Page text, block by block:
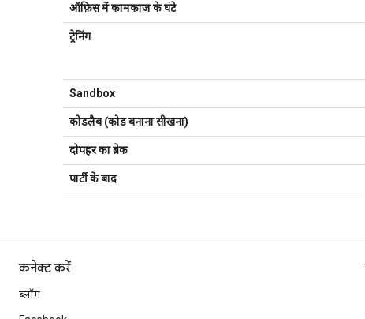
ऑफ़िस में कामकाज के घंटे
ट्रेनिंग
Sandbox
कोडलैब (कोड बनाना सीखना)
दोपहर का ब्रेक
पार्टी के बाद
कनेक्ट करें
ब्लॉग